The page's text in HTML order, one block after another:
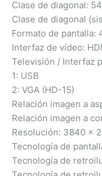
Clase de diagonal:
Clase de diagonal
Formato de pantalla:
Interfaz de vídeo:
Televisión / Interfaz
1: USB
2: VGA (HD-15)
Relación imagen a
Relación imagen a
Resolución: 3840 x
Tecnología de
Tecnología de